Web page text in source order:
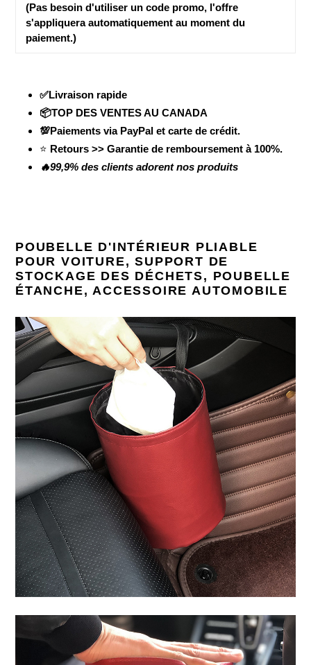
(Pas besoin d'utiliser un code promo, l'offre
s'appliquera automatiquement au moment du
paiement.)
✅Livraison rapide
📦TOP DES VENTES AU CANADA
💯Paiements via PayPal et carte de crédit.
⭐ Retours >> Garantie de remboursement à 100%.
🔥99,9% des clients adorent nos produits
POUBELLE D'INTÉRIEUR PLIABLE
POUR VOITURE, SUPPORT DE
STOCKAGE DES DÉCHETS, POUBELLE
ÉTANCHE, ACCESSOIRE AUTOMOBILE